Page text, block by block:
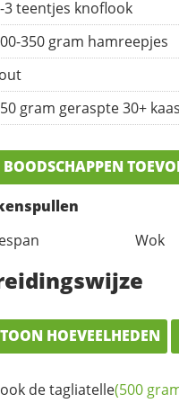
3 teentjes knoflook
350 gram hamreepjes
gram geraspte 30+
BOODSCHAPPEN
Wok
TOON HOEVEELHEDEN
detagliatelle(500